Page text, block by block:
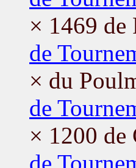
× 1469 de
de
× du
de
× 1200 de
de